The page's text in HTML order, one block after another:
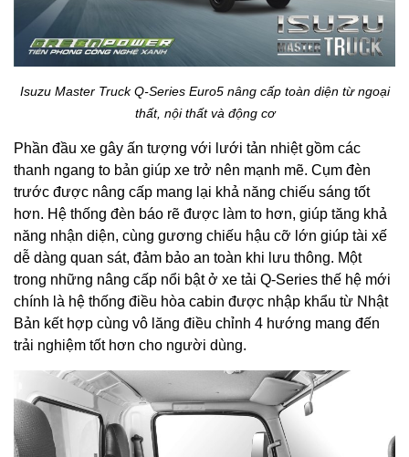
Isuzu Master Truck Q-Series Euro5 nâng cấp toàn diện từ ngoại
thất, nội thất và động cơ
Phần đầu xe gây ấn tượng với lưới tản nhiệt gồm các
thanh ngang to bản giúp xe trở nên mạnh mẽ. Cụm đèn
trước được nâng cấp mang lại khả năng chiếu sáng tốt
hơn. Hệ thống đèn báo rẽ được làm to hơn, giúp tăng khả
năng nhận diện, cùng gương chiếu hậu cỡ lớn giúp tài xế
dễ dàng quan sát, đảm bảo an toàn khi lưu thông. Một
trong những nâng cấp nổi bật ở xe tải Q-Series thế hệ mới
chính là hệ thống điều hòa cabin được nhập khẩu từ Nhật
Bản kết hợp cùng vô lăng điều chỉnh 4 hướng mang đến
trải nghiệm tốt hơn cho người dùng.